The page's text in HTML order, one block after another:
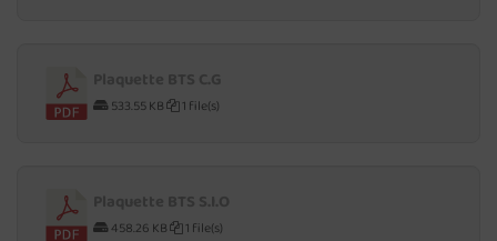
533.55 KB 1 file(s)
458.26 KB 1 file(s)